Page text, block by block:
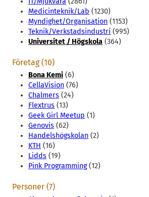
Medicinteknik/Lab (1230)
Myndighet/Organisation (1153)
Teknik/Verkstadsindustri (995)
Universitet / Högskola (364)
Företag (10)
Bona Kemi (6)
CellaVision (76)
Chalmers (24)
Flextrus (13)
Geek Girl Meetup (1)
Genovis (62)
Handelshögskolan (2)
KTH (16)
Lidds (19)
Pink Programming(12)
Personer (7)